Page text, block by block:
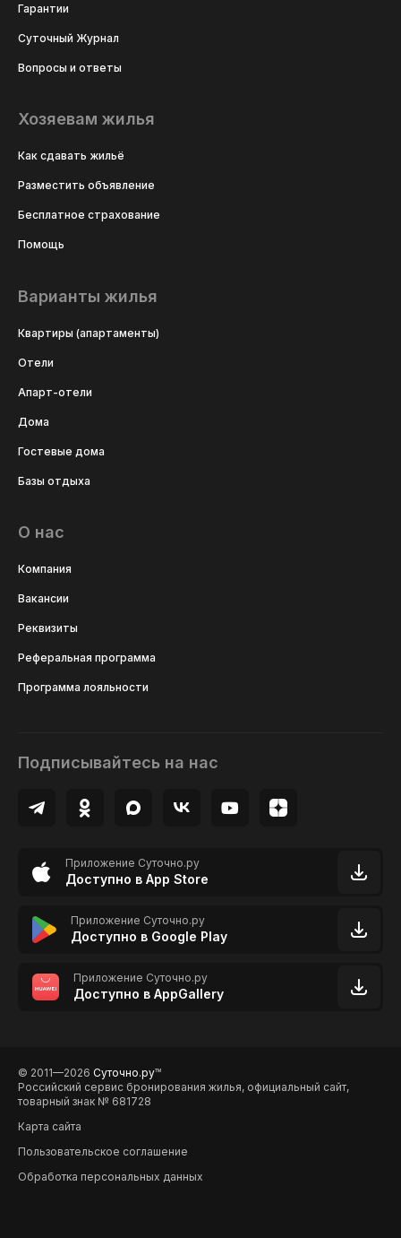
Гарантии
Суточный Журнал
Вопросы и ответы
Хозяевам жилья
Как сдавать жильё
Разместить объявление
Бесплатное страхование
Помощь
Варианты жилья
Квартиры (апартаменты)
Отели
Апарт-отели
Дома
Гостевые дома
Базы отдыха
О нас
Компания
Вакансии
Реквизиты
Реферальная программа
Программа лояльности
Подписывайтесь на нас
Приложение Суточно.ру
Доступно в App Store
Приложение Суточно.ру
Доступно в Google Play
Приложение Суточно.ру
Доступно в AppGallery
© 2011—2026 Суточно.руTM
Российский сервис бронирования жилья, официальный сайт,
товарный знак № 681728
Карта сайта
Пользовательское соглашение
Обработка персональных данных